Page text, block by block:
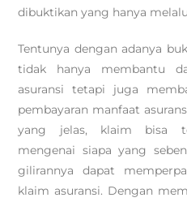
dibuktikan yang hanya
Tentunya dengan adanya
tidak hanya membantu
asuransi tetapi juga
pembayaran manfaat
yang jelas, klaim bisa
mengenai siapa yang
gilirannya dapat
klaim asuransi. Dengan